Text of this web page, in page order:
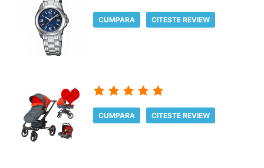
CUMPARA CITESTE REVIEW
CUMPARA CITESTE REVIEW